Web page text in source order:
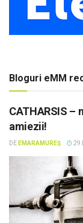
Bloguri eMM
CATHARSIS –
amiezii!
DE EMARAMUREȘ 29